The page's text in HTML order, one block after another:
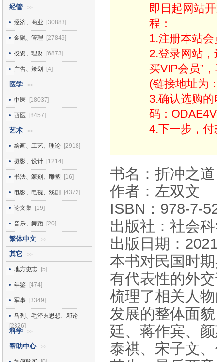
经管 >>
经济、商业 [30883]
金融、管理 [27849]
投资、理财 [6873]
广告、策划 [4]
医学 >>
中医 [18037]
西医 [8457]
艺术 >>
绘画、工艺、理论 [2918]
摄影、设计 [1214]
书法、篆刻、雕塑 [16]
电影、电视、戏剧 [4372]
论文集 [19]
音乐、舞蹈 [20]
繁体中文 >>
其它 >>
地方史志 [5]
年鉴 [474]
军事 [3349]
马列、毛泽东思想、邓论
[2326]
科学 >>
帮助中心 >>
即日起网站
程：
1.注册本站会
2.登录网站，
买VIP会员”
(链接地址为
3.确认选购
码：
4.下一步，
书名：折冲之
作者：左双文
ISBN：978-7-
出版社：社会
出版日期：
本书对民国时
有代表性的外
梳理了相关人
发展的整体面
廷、蒋作宾、
泰祺、宋子文